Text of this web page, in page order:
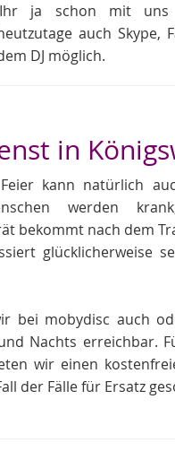
ja schon mit uns
auch Skype,
DJ möglich.
in
kann natürlich
werden
bekommt nach dem
glücklicherweise
bei mobydisc auch
Nachts erreichbar.
wir einen
der Fälle für Ersatz